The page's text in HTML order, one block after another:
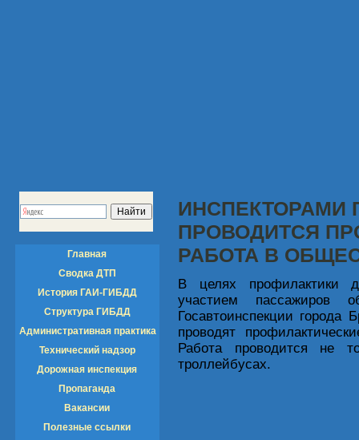
Главная
Сводка ДТП
История ГАИ-ГИБДД
Структура ГИБДД
Административная практика
Технический надзор
Дорожная инспекция
Пропаганда
Вакансии
Полезные ссылки
ИНСПЕКТОРАМИ
ПРОВОДИТСЯ
РАБОТА В
В целях профилактики
участием пассажиров
Госавтоинспекции города
проводят
Работа проводится не
троллейбусах.